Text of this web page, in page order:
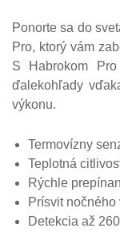
Ponorte sa do
Pro, ktorý vám
S Habrokom
ďalekohľady
výkonu.
Termovízny
Teplotná
Rýchle
Prísvit
Detekcia až